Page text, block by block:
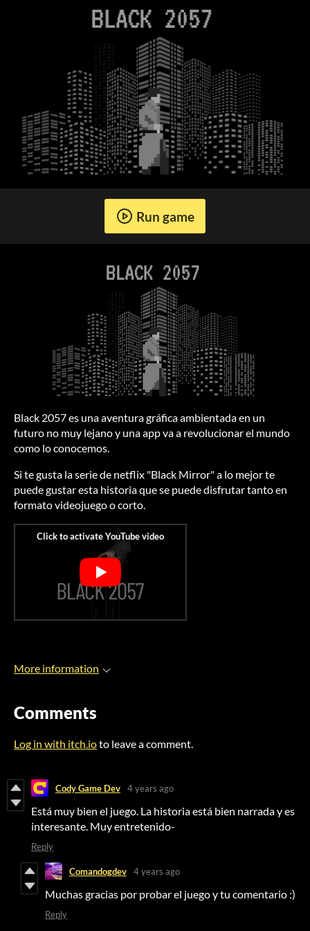
Run game
Black 2057 es una aventura gráfica ambientada en un
futuro no muy lejano y una app va a revolucionar el mundo
como lo conocemos.
Si te gusta la serie de netflix "Black Mirror" a lo mejor te
puede gustar esta historia que se puede disfrutar tanto en
formato videojuego o corto.
More information
Comments
Log in with itch.ioto leave a comment.
Cody Game Dev 4 years ago
Está muy bien el juego. La historia está bien narrada y es
interesante. Muy entretenido-
Reply
Comandogdev 4 years ago
Muchas gracias por probar el juego y tu comentario :)
Reply